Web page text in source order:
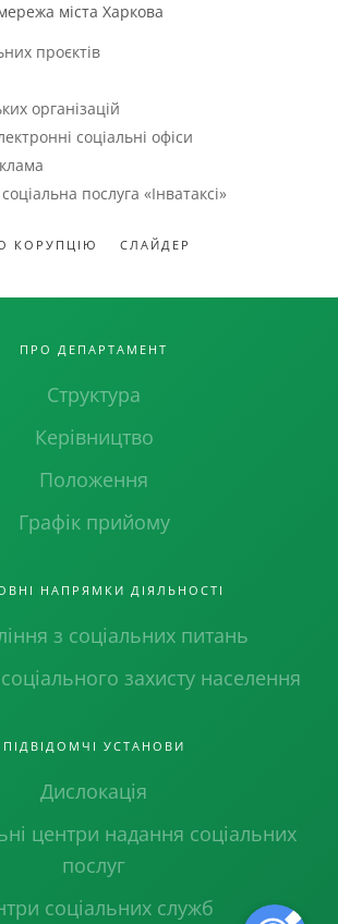
міста Харкова
проєктів
організацій
соціальні офіси
послуга «Інватаксі»
КОРУПЦІЮ СЛАЙДЕР
ПРО ДЕПАРТАМЕНТ
Структура
Керівництво
Положення
Графік прийому
НАПРЯМКИ ДІЯЛЬНОСТІ
з соціальних питань
захисту населення
ПІДВІДОМЧІ УСТАНОВИ
Дислокація
центри надання соціальних
послуг
соціальних служб